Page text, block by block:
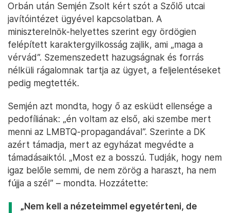
​Orbán után Semjén Zsolt kért szót a Szőlő utcai
javítóintézet ügyével kapcsolatban. A
miniszterelnök-helyettes szerint egy ördögien
felépített karaktergyilkosság zajlik, ami „maga a
vérvád”. Szemenszedett hazugságnak és forrás
nélküli rágalomnak tartja az ügyet, a feljelentéseket
pedig megtették.
Semjén azt mondta, hogy ő az esküdt ellensége a
pedofíliának: „én voltam az első, aki szembe mert
menni az LMBTQ-propagandával”. Szerinte a DK
azért támadja, mert az egyházat megvédte a
támadásaiktól. „Most ez a bosszú. Tudják, hogy nem
igaz belőle semmi, de nem zörög a haraszt, ha nem
fújja a szél” – mondta. Hozzátette:
„Nem kell a nézeteimmel egyetérteni, de